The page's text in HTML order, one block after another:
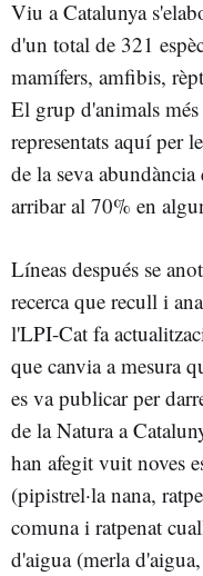
Viu a Catalunya
d'un total de 321
mamífers, amfibis,
El grup d'animals més
representats aquí per
de la seva
arribar al 70% en
Líneas después se
recerca que recull i
l'LPI-Cat fa
que canvia a mesura
es va publicar per
de la Natura a
han afegit vuit noves
(pipistrel·la nana,
comuna i ratpenat
d'aigua (merla